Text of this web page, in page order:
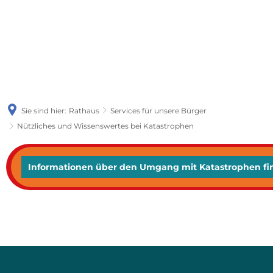
Sie sind hier: Rathaus
Services für unsere Bürger
Nützliches und Wissenswertes bei Katastrophen
Nützliches
undInformationen über den Umgang mit Katastrophen